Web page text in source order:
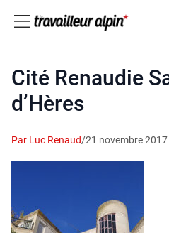
Cité Renaudie
d’Hères
Par Luc Renaud/21 novembre 2017